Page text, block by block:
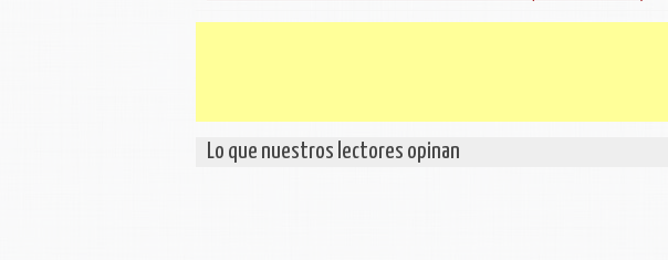
Lo que nuestros lectores opinan